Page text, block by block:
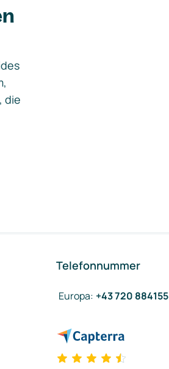
die
Telefonnummer
Europa: +43 720 884155